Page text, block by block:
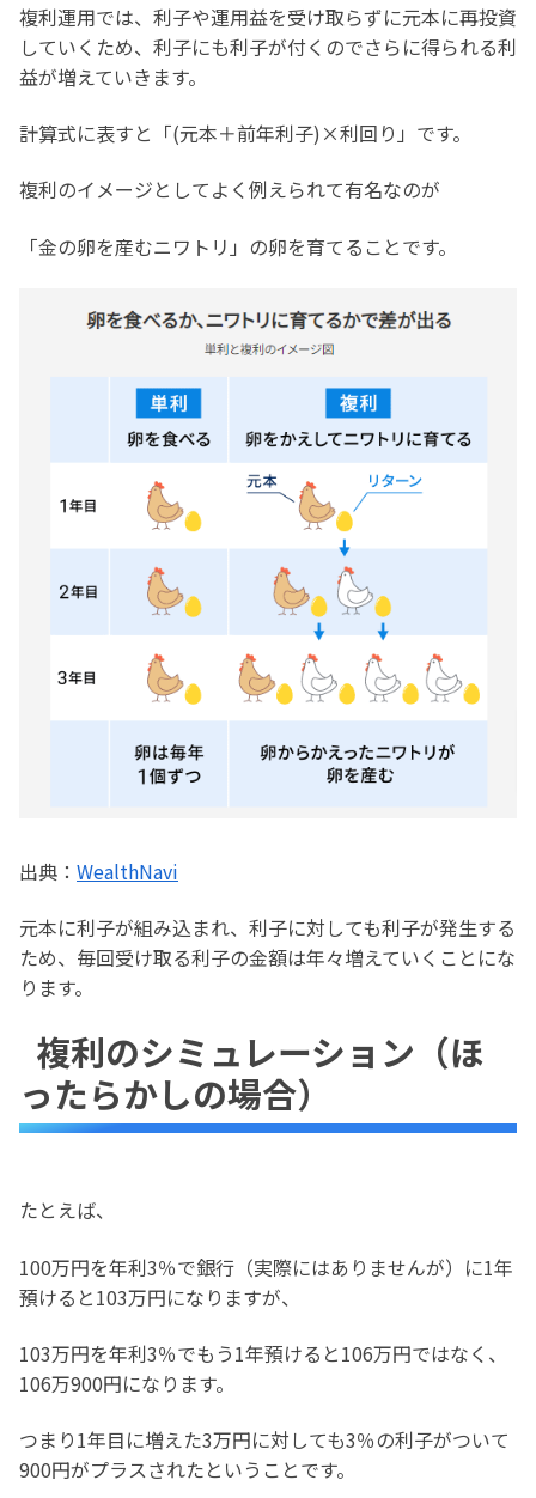
複利運用では、利子や運用益を受け取らずに元本に再投資
していくため、利子にも利子が付くのでさらに得られる利
益が増えていきます。
計算式に表すと「(元本＋前年利子)×利回り」です。
複利のイメージとしてよく例えられて有名なのが
「金の卵を産むニワトリ」の卵を育てることです。
出典： WealthNavi
元本に利子が組み込まれ、利子に対しても利子が発生する
ため、毎回受け取る利子の金額は年々増えていくことにな
ります。
複利のシミュレーション（ほ
ったらかしの場合）
たとえば、
100万円を年利3％で銀行（実際にはありませんが）に1年
預けると103万円になりますが、
103万円を年利3％でもう1年預けると106万円ではなく、
106万900円になります。
つまり1年目に増えた3万円に対しても3％の利子がついて
900円がプラスされたということです。